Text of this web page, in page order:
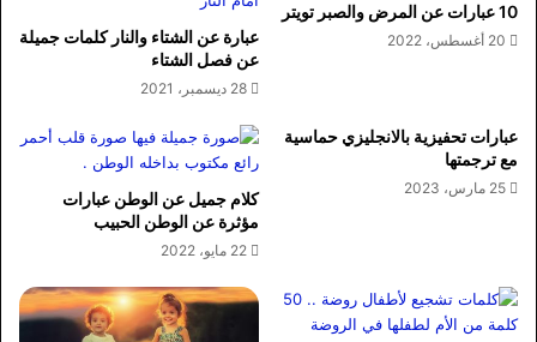
10 عبارات عن المرض والصبر تويتر
20 أغسطس، 2022
عبارة عن الشتاء والنار كلمات جميلة
عن فصل الشتاء
28 ديسمبر، 2021
عبارات تحفيزية بالانجليزي حماسية
مع ترجمتها
25 مارس، 2023
كلام جميل عن الوطن عبارات
مؤثرة عن الوطن الحبيب
22 مايو، 2022